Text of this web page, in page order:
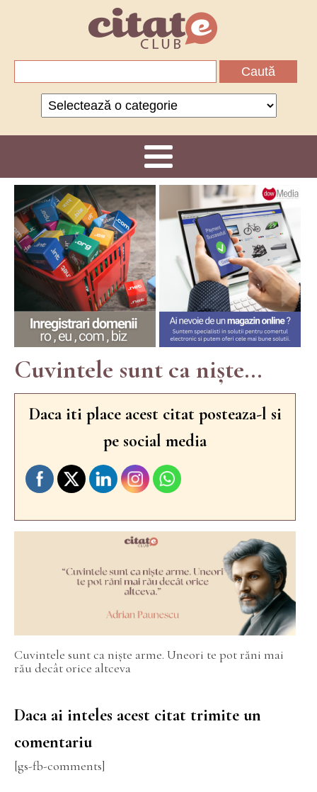
Categorii
Cuvintele sunt ca niște...
Daca iti place acest citat posteaza-l si
pe social media
Cuvintele sunt ca niște arme. Uneori te pot răni mai
rău decât orice altceva
Daca ai inteles acest citat trimite un
comentariu
[gs-fb-comments]